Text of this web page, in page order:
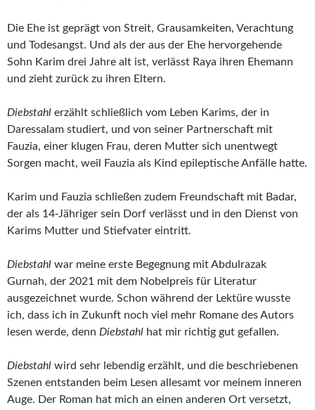
Die Ehe ist geprägt von Streit, Grausamkeiten, Verachtung
und Todesangst. Und als der aus der Ehe hervorgehende
Sohn Karim drei Jahre alt ist, verlässt Raya ihren Ehemann
und zieht zurück zu ihren Eltern.
Diebstahl erzählt schließlich vom Leben Karims, der in
Daressalam studiert, und von seiner Partnerschaft mit
Fauzia, einer klugen Frau, deren Mutter sich unentwegt
Sorgen macht, weil Fauzia als Kind epileptische Anfälle hatte.
Karim und Fauzia schließen zudem Freundschaft mit Badar,
der als 14-Jähriger sein Dorf verlässt und in den Dienst von
Karims Mutter und Stiefvater eintritt.
Diebstahl war meine erste Begegnung mit Abdulrazak
Gurnah, der 2021 mit dem Nobelpreis für Literatur
ausgezeichnet wurde. Schon während der Lektüre wusste
ich, dass ich in Zukunft noch viel mehr Romane des Autors
lesen werde, denn Diebstahl hat mir richtig gut gefallen.
Diebstahl wird sehr lebendig erzählt, und die beschriebenen
Szenen entstanden beim Lesen allesamt vor meinem inneren
Auge. Der Roman hat mich an einen anderen Ort versetzt,